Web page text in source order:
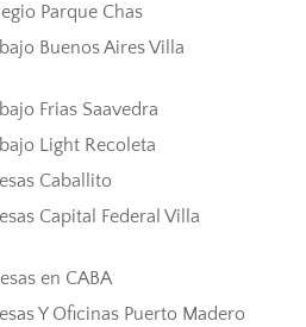
Parque Chas
Buenos Aires Villa
Frias Saavedra
Light Recoleta
Caballito
Capital Federal Villa
en CABA
Y Oficinas Puerto Madero